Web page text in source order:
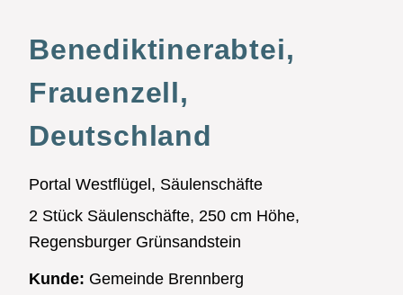
Benediktinerabtei,
Frauenzell,
Deutschland
Portal Westflügel, Säulenschäfte
2 Stück Säulenschäfte, 250 cm Höhe,
Regensburger Grünsandstein
Kunde: Gemeinde Brennberg